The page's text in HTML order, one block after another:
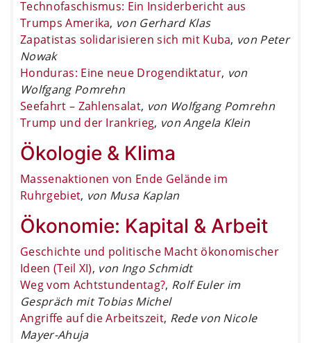
Technofaschismus: Ein Insiderbericht aus
Trumps Amerika, von Gerhard Klas
Zapatistas solidarisieren sich mit Kuba, von Peter
Nowak
Honduras: Eine neue Drogendiktatur, von
Wolfgang Pomrehn
Seefahrt – Zahlensalat, von Wolfgang Pomrehn
Trump und der Irankrieg, von Angela Klein
Ökologie & Klima
Massenaktionen von Ende Gelände im
Ruhrgebiet, von Musa Kaplan
Ökonomie: Kapital & Arbeit
Geschichte und politische Macht ökonomischer
Ideen (Teil XI), von Ingo Schmidt
Weg vom Achtstundentag?, Rolf Euler im
Gespräch mit Tobias Michel
Angriffe auf die Arbeitszeit, Rede von Nicole
Mayer-Ahuja